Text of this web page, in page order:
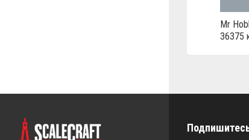
Mr
36375